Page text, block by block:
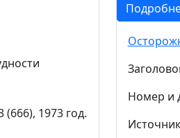
1973 год.
Номер и